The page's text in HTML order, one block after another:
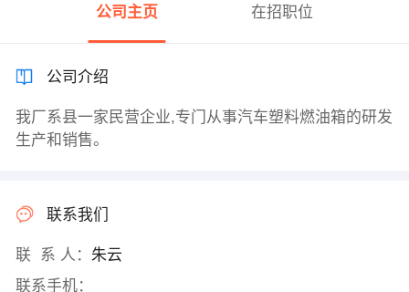
公司主页 在招职位
公司介绍
我厂系县一家民营企业,专门从事汽车塑料燃油箱的研发
生产和销售。
联系我们
联 系 人： 朱云
联系手机：